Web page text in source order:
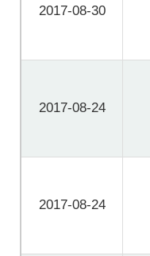
2017-08-30
2017-08-24
2017-08-24